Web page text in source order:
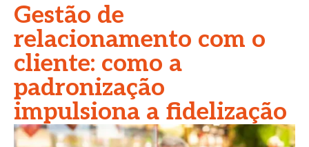
Gestão de
relacionamento com o
cliente: como a
padronização
impulsiona a fidelização